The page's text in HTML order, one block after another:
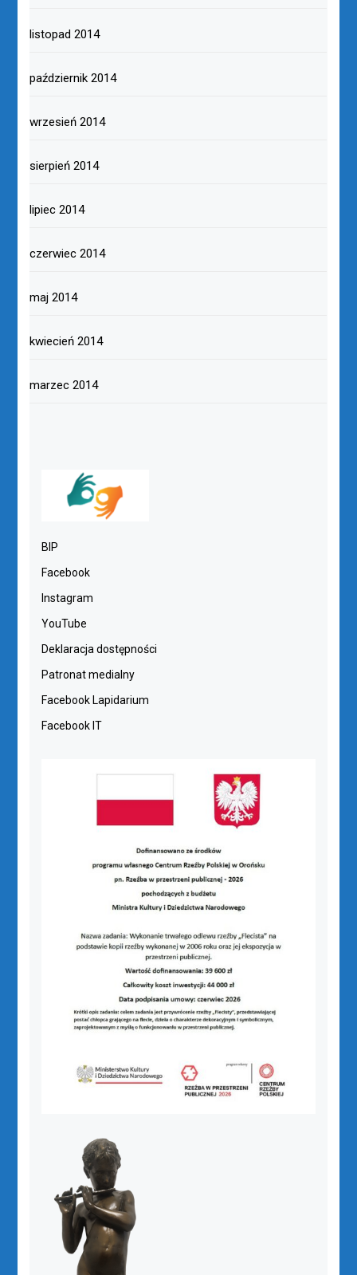
listopad 2014
październik 2014
wrzesień 2014
sierpień 2014
lipiec 2014
czerwiec 2014
maj 2014
kwiecień 2014
marzec 2014
BIP
Facebook
Instagram
YouTube
Deklaracja dostępności
Patronat medialny
Facebook Lapidarium
Facebook IT